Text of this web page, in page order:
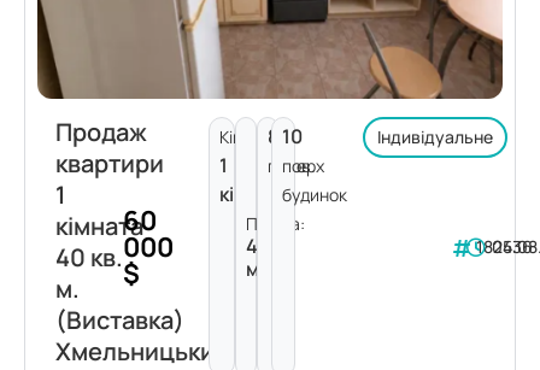
Продаж
квартири
1
кімната
40 кв.
м.
(Виставка)
Хмельницький
60
000
$
Кімнат:
1
кімната
Площа:
40
м²
8
поверх
10
пов.
будинок
Індивідуальне
182436